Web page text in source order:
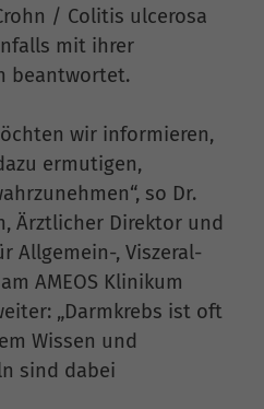
/ Colitis ulcerosa
mit ihrer
beantwortet.
wir informieren,
ermutigen,
so Dr.
Ärztlicher Direktor und
Allgemein-, Viszeral-
AMEOS Klinikum
„Darmkrebs ist oft
Wissen und
sind dabei